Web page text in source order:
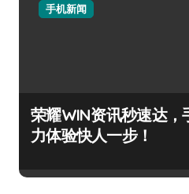
手机新闻
荣耀WIN资讯秒速达，
力体验快人一步！